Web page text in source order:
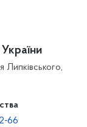
Липківського,
66